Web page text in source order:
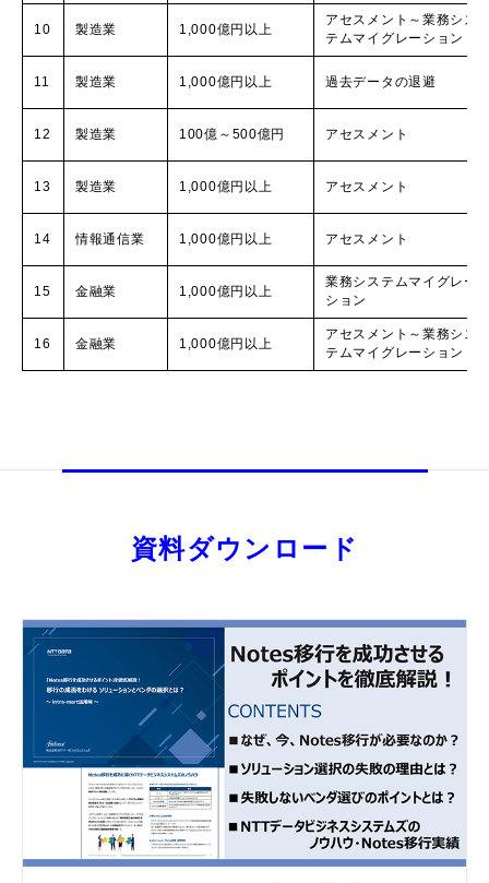
10 製造業 1,000億円以上
アセスメント～業務シス
テムマイグレーション
11 製造業 1,000億円以上 過去データの退避
12 製造業 100億～500億円 アセスメント
13 製造業 1,000億円以上 アセスメント
14 情報通信業 1,000億円以上 アセスメント
15 金融業 1,000億円以上
業務システムマイグレー
ション
16 金融業 1,000億円以上
アセスメント～業務シス
テムマイグレーション
資料ダウンロード